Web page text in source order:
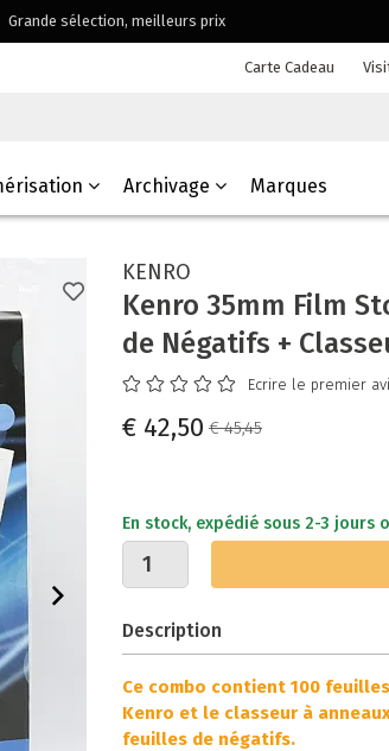
Grande sélection, meilleurs prix
pour toutes vos questionsCarte Cadeau
Archivage Marques
KENRO
Kenro 35mm Film
de Négatifs +
Ecrire le premier
€ 45,45
€ 42,50
En stock, expédié sous 2-3 jours
Description
Ce combo contient 100
Kenro et le classeur à
feuilles de négatifs.